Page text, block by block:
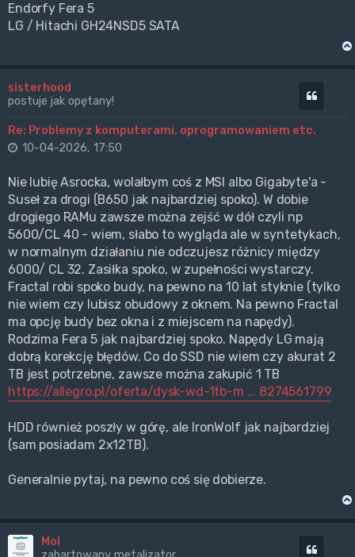
Endorfy Fera 5
LG / Hitachi GH24NSD5 SATA
sisterhood
postuje jak opętany!
Re: Problemy z komputerami, oprogramowaniem etc.
10-04-2026, 17:50
Nie lubię Asrocka, wolałbym coś z MSI albo Gigabyte'a -
Suseł za drogi (B650 jak najbardziej spoko). W dobie
drogiego RAMu zawsze można zejść w dół czyli np
5600/CL 40 - wiem, słabo to wygląda ale w syntetykach,
w normalnym działaniu nie odczujesz różnicy między
6000/ CL 32. Zasiłka spoko, w zupełności wystarczy.
Fractal robi spoko budy, na pewno na 10 lat styknie (tylko
nie wiem czy lubisz obudowy z oknem. Na pewno Fractal
ma opcję budy bez okna i z miejscem na napędy).
Rodzima Fera 5 jak najbardziej spoko. Napędy LG mają
dobrą korekcję błędów. Co do SSD nie wiem czy akurat 2
TB jest potrzebne, zawsze można zakupić 1 TB
https://allegro.pl/oferta/dysk-wd-1tb-m ... 8274561799
HDD również poszły w górę, ale IronWolf jak najbardziej
(sam posiadam 2x12TB).
Generalnie pytaj, na pewno coś się dobierze.
Mol